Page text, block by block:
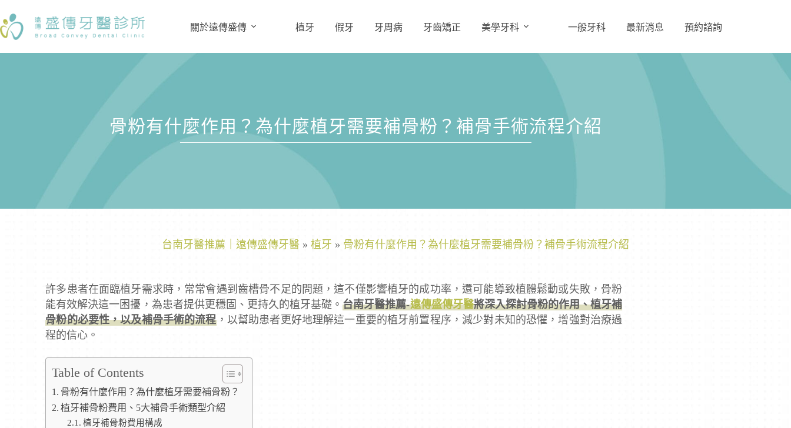
關於遠傳盛傳 植牙 假牙 牙周病 牙齒矯正 美學牙科 一般牙科 最新消息 預約諮詢
骨粉有什麼作用？為什麼植牙需要補骨粉？補骨手術流程介紹
台南牙醫推薦｜遠傳盛傳牙醫 » 植牙 » 骨粉有什麼作用？為什麼植牙需要補骨粉？補骨手術流程介紹
許多患者在面臨植牙需求時，常常會遇到齒槽骨不足的問題，這不僅影響植牙的成功率，還可能導致植體鬆動或失敗，骨粉
能有效解決這一困擾，為患者提供更穩固、更持久的植牙基礎。台南牙醫推薦-遠傳盛傳牙醫將深入探討骨粉的作用、植牙補
骨粉的必要性，以及補骨手術的流程，以幫助患者更好地理解這一重要的植牙前置程序，減少對未知的恐懼，增強對治療過
程的信心。
Table of Contents
骨粉有什麼作用？為什麼植牙需要補骨粉？
植牙補骨粉費用、5大補骨手術類型介紹
植牙補骨粉費用構成